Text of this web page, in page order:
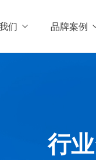
们 品牌案例
行